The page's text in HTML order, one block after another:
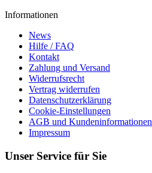
Informationen
News
Hilfe / FAQ
Kontakt
Zahlung und Versand
Widerrufsrecht
Vertrag widerrufen
Datenschutzerklärung
Cookie-Einstellungen
AGB und Kundeninformationen
Impressum
Unser Service für Sie